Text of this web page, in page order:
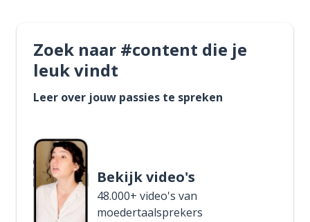
Zoek naar #content die je
leuk vindt
Leer over jouw passies te spreken
Bekijk video's
48.000+ video's van
moedertaalsprekers